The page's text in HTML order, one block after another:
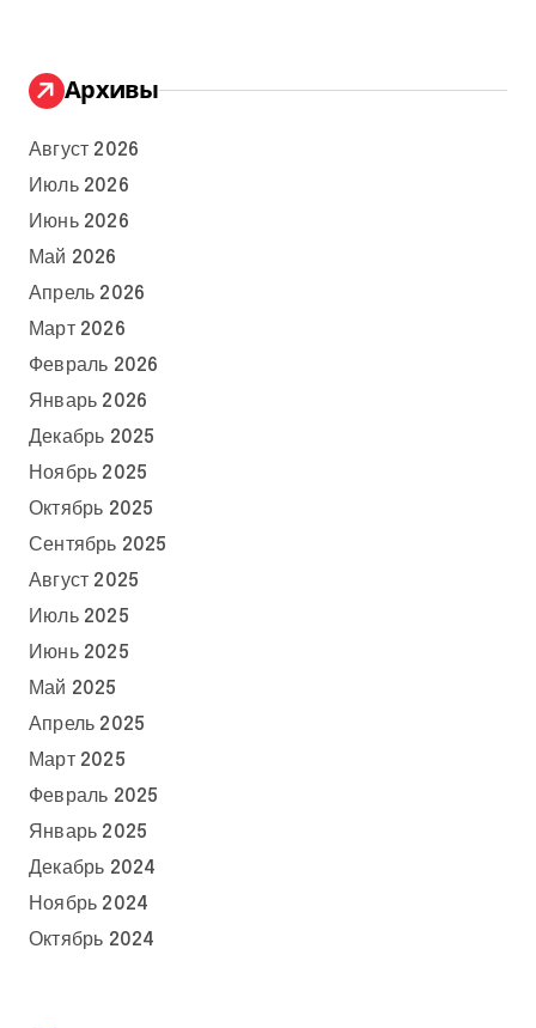
Архивы
Август 2026
Июль 2026
Июнь 2026
Май 2026
Апрель 2026
Март 2026
Февраль 2026
Январь 2026
Декабрь 2025
Ноябрь 2025
Октябрь 2025
Сентябрь 2025
Август 2025
Июль 2025
Июнь 2025
Май 2025
Апрель 2025
Март 2025
Февраль 2025
Январь 2025
Декабрь 2024
Ноябрь 2024
Октябрь 2024